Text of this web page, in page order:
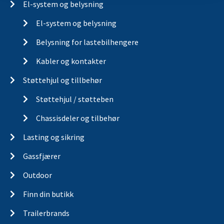
El-system og belysning
El-system og belysning
Belysning for lastebilhengere
Kabler og kontakter
Støttehjul og tillbehør
Støttehjul / støtteben
Chassisdeler og tilbehør
Lasting og sikring
Gassfjærer
Outdoor
Finn din butikk
Trailerbrands